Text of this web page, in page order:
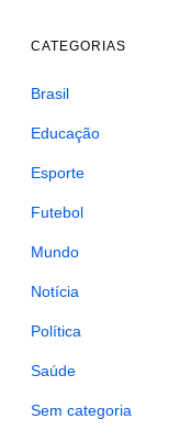
CATEGORIAS
Brasil
Educação
Esporte
Futebol
Mundo
Notícia
Política
Saúde
Sem categoria